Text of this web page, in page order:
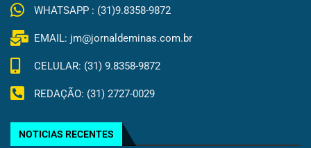
WHATSAPP : (31)9.8358-9872
EMAIL: jm@jornaldeminas.com.br
CELULAR: (31) 9.8358-9872
REDAÇÃO: (31) 2727-0029
NOTICIAS RECENTES